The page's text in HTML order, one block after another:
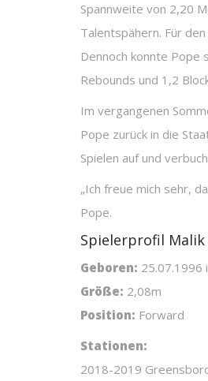
Spannweite von 2,20
Talentspähern. Für
Dennoch konnte Pope
Rebounds und 1,2
Im vergangenen
Pope zurück in die
Spielen auf und
„Ich freue mich sehr,
Pope.
Spielerprofil Malik
Geboren: 25.07.1996
Größe: 2,08m
Position: Forward
Stationen:
2018-2019